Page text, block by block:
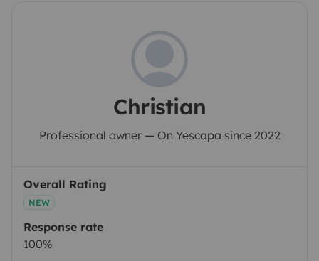
Christian
Professional owner — On Yescapa since 2022
Overall Rating
NEW
Response rate
100%